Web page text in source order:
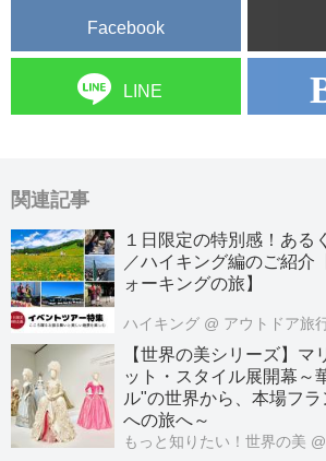
Facebook
LINE
関連記事
１日限定の特別感！ある
／ハイキング編のご紹介
ォーキングの旅】
ハイキング @ アウトドア旅
【世界の美シリーズ】マ
ット・スタイル展開幕～
ル"の世界から、本場フラ
への旅へ～
もっと知りたい！世界の美